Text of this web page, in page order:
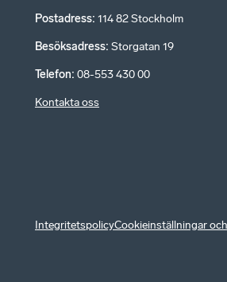
Postadress: 114 82 Stockholm
Besöksadress: Storgatan 19
Telefon: 08-553 430 00
Kontakta oss
IntegritetspolicyCookieinställningar